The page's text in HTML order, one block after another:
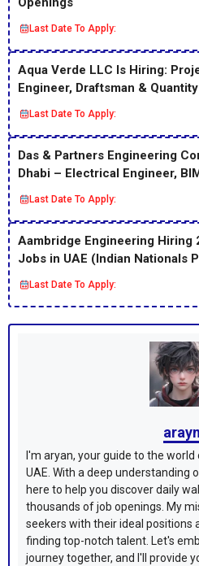
Last Date To Apply:
Aqua Verde LLC Is Hiring:
Engineer, Draftsman &
Last Date To Apply:
Das & Partners Engineering
Dhabi – Electrical Engineer,
Last Date To Apply:
Aambridge Engineering Hiring
Jobs in UAE (Indian Nationals
Last Date To Apply:
arayn
I'm aryan, your guide to the
UAE. With a deep understanding
here to help you discover daily
thousands of job openings. My
seekers with their ideal positions
finding top-notch talent. Let's
journey together, and I'll provide